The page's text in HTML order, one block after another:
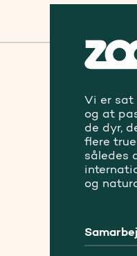
Vi er sat
og at
de dyr,
flere
således
og